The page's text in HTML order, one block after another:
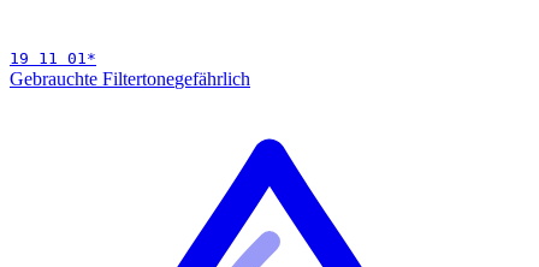
19 11 01 *
Gebrauchte Filtertonegefährlich